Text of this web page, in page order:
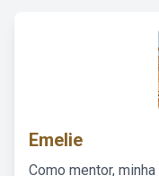
Emelie
Como mentor,